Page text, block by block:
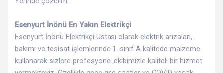
Esenyurt İnönü En Yakın Elektrikçi
Esenyurt İnönü Elektrikçi Ustası olarak elektrik arızaları,
bakımı ve tesisat işlemlerinde 1. sınıf A kalitede malzeme
kullanarak sizlere profesyonel ekibimizle kaliteli bir hizmet